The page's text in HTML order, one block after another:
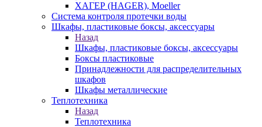
ХАГЕР (HAGER), Moeller
Система контроля протечки воды
Шкафы, пластиковые боксы, аксессуары
Назад
Шкафы, пластиковые боксы, аксессуары
Боксы пластиковые
Принадлежности для распределительных
шкафов
Шкафы металлические
Теплотехника
Назад
Теплотехника